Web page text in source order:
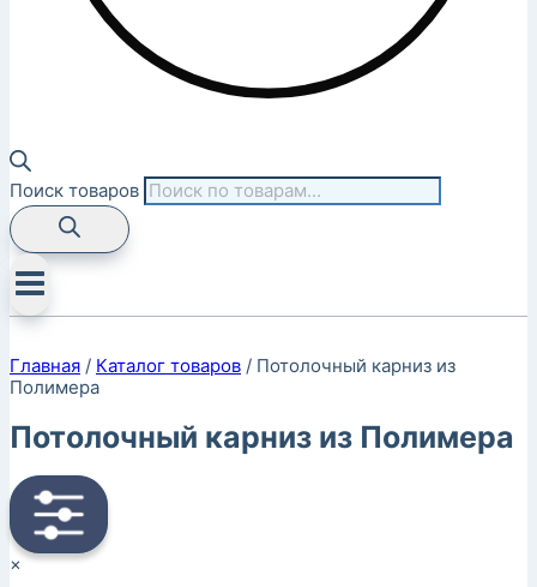
Поиск товаров
Главная / Каталог товаров / Потолочный карниз из
Полимера
Потолочный карниз из Полимера
×